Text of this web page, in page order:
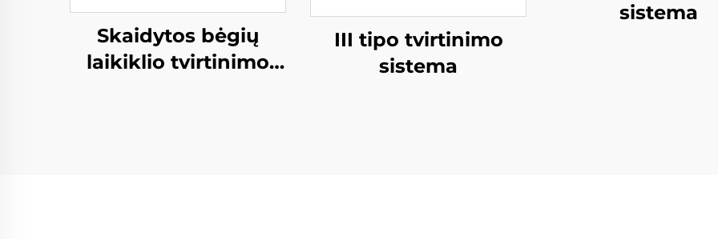
Skaidytos bėgių
laikiklio tvirtinimo
III tipo tvirtinimo
sistema
sistema